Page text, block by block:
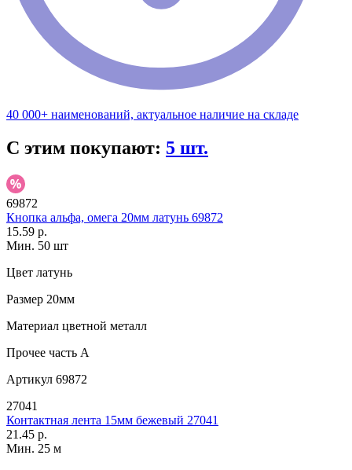
40 000+ наименований, актуальное наличие на складе
С этим покупают: 5 шт.
69872
Кнопка альфа, омега 20мм латунь 69872
15.59 р.
Мин. 50 шт
Цвет латунь
Размер 20мм
Материал цветной металл
Прочее часть A
Артикул 69872
27041
Контактная лента 15мм бежевый 27041
21.45 р.
Мин. 25 м